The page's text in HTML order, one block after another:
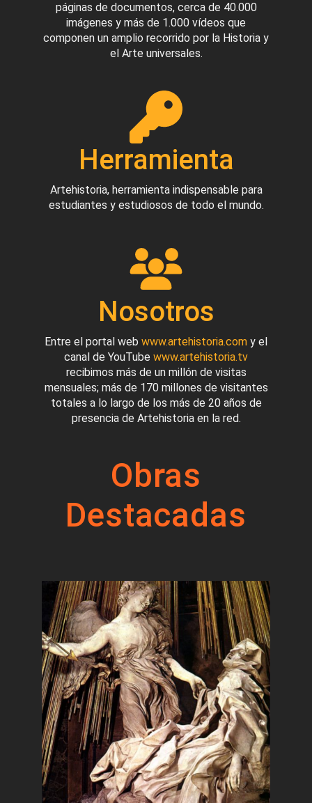
páginas de documentos, cerca de 40.000
imágenes y más de 1.000 vídeos que
componen un amplio recorrido por la Historia y
el Arte universales.
Herramienta
Artehistoria, herramienta indispensable para
estudiantes y estudiosos de todo el mundo.
Nosotros
Entre el portal web www.artehistoria.com y el
canal de YouTube www.artehistoria.tv
recibimos más de un millón de visitas
mensuales; más de 170 millones de visitantes
totales a lo largo de los más de 20 años de
presencia de Artehistoria en la red.
Obras
Destacadas